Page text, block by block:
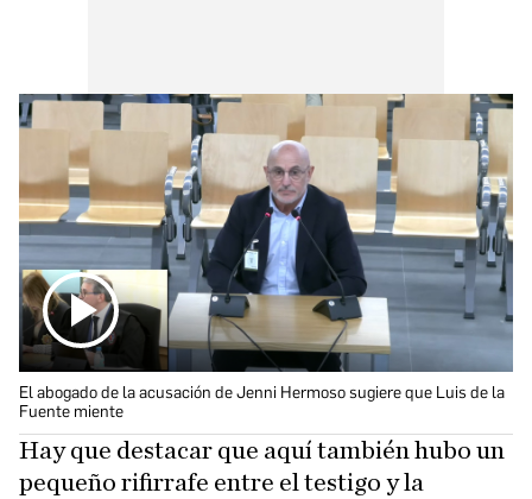
El abogado de la acusación de Jenni Hermoso sugiere que Luis de la
Fuente miente
Hay que destacar que aquí también hubo un
pequeño rifirrafe entre el testigo y la